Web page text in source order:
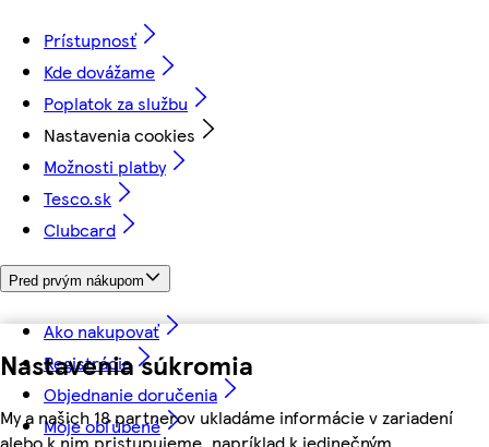
Nastavenia súkromia
My a našich 18 partnerov ukladáme informácie v zariadení
alebo k nim pristupujeme, napríklad k jedinečným
Prístupnosť
Kde dovážame
Poplatok za službu
Nastavenia cookies
Možnosti platby
Tesco.sk
Clubcard
Pred prvým nákupom
Ako nakupovať
Registrácia
Objednanie doručenia
Moje obľúbené